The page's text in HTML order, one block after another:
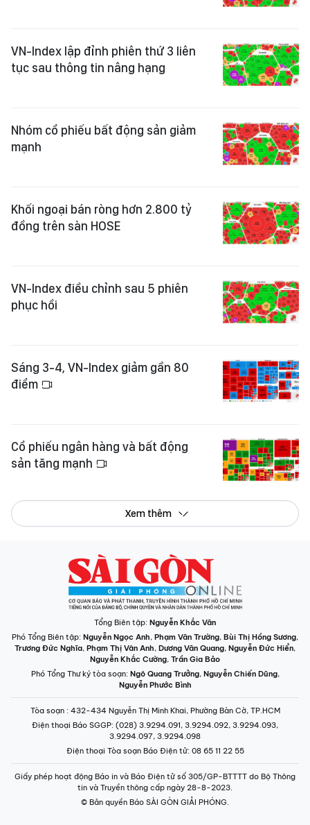
VN-Index lập đỉnh phiên thứ 3 liên
tục sau thông tin nâng hạng
Nhóm cổ phiếu bất động sản giảm
mạnh
Khối ngoại bán ròng hơn 2.800 tỷ
đồng trên sàn HOSE
VN-Index điều chỉnh sau 5 phiên
phục hồi
Sáng 3-4, VN-Index giảm gần 80
điểm
Cổ phiếu ngân hàng và bất động
sản tăng mạnh
Xem thêm
Tổng Biên tập: Nguyễn Khắc Văn
Phó Tổng Biên tập: Nguyễn Ngọc Anh, Phạm Văn Trường, Bùi Thị Hồng Sương,
Trương Đức Nghĩa, Phạm Thị Vân Anh, Dương Văn Quang, Nguyễn Đức Hiển,
Nguyễn Khắc Cường, Trần Gia Bảo
Phó Tổng Thư ký tòa soạn: Ngô Quang Trưởng, Nguyễn Chiến Dũng,
Nguyễn Phước Bình
Tòa soạn : 432-434 Nguyễn Thị Minh Khai, Phường Bàn Cờ, TP.HCM
Điện thoại Báo SGGP: (028) 3.9294.091, 3.9294.092, 3.9294.093,
3.9294.097, 3.9294.098
Điện thoại Tòa soạn Báo Điện tử: 08 65 11 22 55
Giấy phép hoạt động Báo in và Báo Điện tử số 305/GP-BTTTT do Bộ Thông
tin và Truyền thông cấp ngày 28-8-2023.
© Bản quyền Báo SÀI GÒN GIẢI PHÓNG.